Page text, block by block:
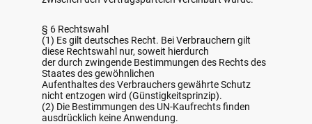
§ 6 Rechtswahl
(1) Es gilt deutsches Recht. Bei Verbrauchern gilt
diese Rechtswahl nur, soweit hierdurch
der durch zwingende Bestimmungen des Rechts des
Staates des gewöhnlichen
Aufenthaltes des Verbrauchers gewährte Schutz
nicht entzogen wird (Günstigkeitsprinzip).
(2) Die Bestimmungen des UN-Kaufrechts finden
ausdrücklich keine Anwendung.